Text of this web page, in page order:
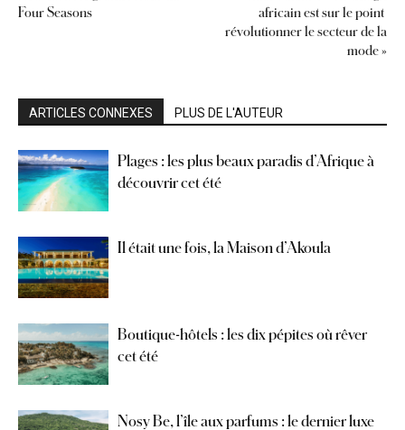
Four Seasons
africain est sur le point
révolutionner le secteur de la
mode »
ARTICLES CONNEXES PLUS DE L'AUTEUR
Plages : les plus beaux paradis d’Afrique à
découvrir cet été
Il était une fois, la Maison d’Akoula
Boutique-hôtels : les dix pépites où rêver
cet été
Nosy Be, l’île aux parfums : le dernier luxe